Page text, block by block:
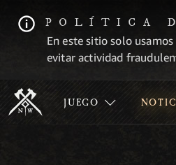
POLÍTICA
En este sitio solo
evitar actividad
JUEGO